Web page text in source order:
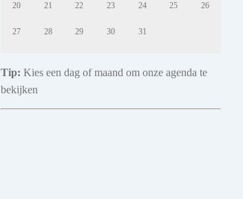
20 21 22 23 24 25 26
27 28 29 30 31
Tip: Kies een dag of maand om onze agenda te
bekijken